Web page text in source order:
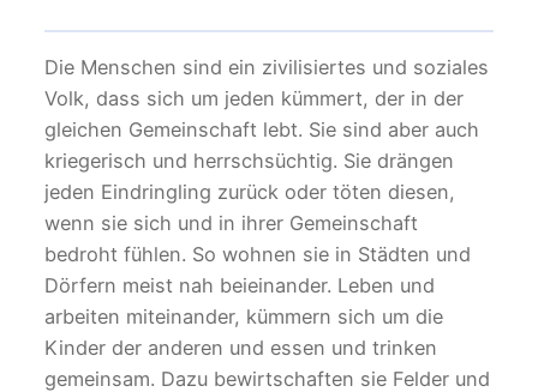
Die Menschen sind ein zivilisiertes und soziales
Volk, dass sich um jeden kümmert, der in der
gleichen Gemeinschaft lebt. Sie sind aber auch
kriegerisch und herrschsüchtig. Sie drängen
jeden Eindringling zurück oder töten diesen,
wenn sie sich und in ihrer Gemeinschaft
bedroht fühlen. So wohnen sie in Städten und
Dörfern meist nah beieinander. Leben und
arbeiten miteinander, kümmern sich um die
Kinder der anderen und essen und trinken
gemeinsam. Dazu bewirtschaften sie Felder und